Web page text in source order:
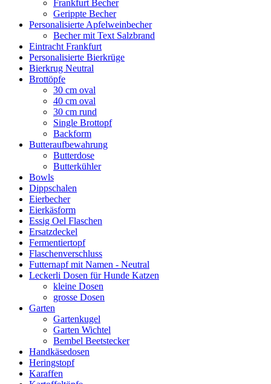
Frankfurt Becher
Gerippte Becher
Personalisierte Apfelweinbecher
Becher mit Text Salzbrand
Eintracht Frankfurt
Personalisierte Bierkrüge
Bierkrug Neutral
Brottöpfe
30 cm oval
40 cm oval
30 cm rund
Single Brottopf
Backform
Butteraufbewahrung
Butterdose
Butterkühler
Bowls
Dippschalen
Eierbecher
Eierkäsform
Essig Oel Flaschen
Ersatzdeckel
Fermentiertopf
Flaschenverschluss
Futternapf mit Namen - Neutral
Leckerli Dosen für Hunde Katzen
kleine Dosen
grosse Dosen
Garten
Gartenkugel
Garten Wichtel
Bembel Beetstecker
Handkäsedosen
Heringstopf
Karaffen